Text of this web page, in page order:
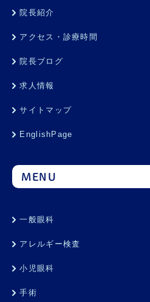
院長紹介
アクセス・診療時間
院長ブログ
求人情報
サイトマップ
EnglishPage
MENU
一般眼科
アレルギー検査
小児眼科
手術